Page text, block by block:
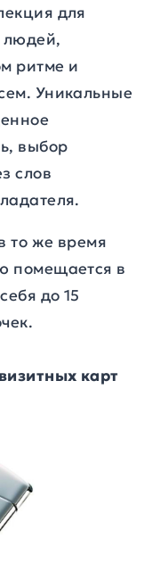
для
людей,
ритме и
Уникальные
выбор
слов
то же время
помещается в
до 15
карт